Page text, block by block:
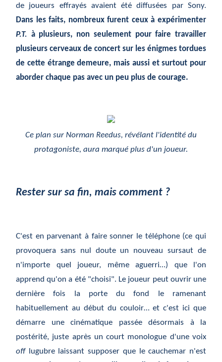
de joueurs effrayés avaient été diffusées par Sony.
Dans les faits, nombreux furent ceux à expérimenter
P.T. à plusieurs, non seulement pour faire travailler
plusieurs cerveaux de concert sur les énigmes tordues
de cette étrange demeure, mais aussi et surtout pour
aborder chaque pas avec un peu plus de courage.
Ce plan sur Norman Reedus, révélant l'identité du
protagoniste, aura marqué plus d'un joueur.
Rester sur sa fin, mais comment ?
C'est en parvenant à faire sonner le téléphone (ce qui
provoquera sans nul doute un nouveau sursaut de
n'importe quel joueur, même aguerri…) que l'on
apprend qu'on a été "choisi". Le joueur peut ouvrir une
dernière fois la porte du fond le ramenant
habituellement au début du couloir… et c'est ici que
démarre une cinématique passée désormais à la
postérité, juste après un court monologue d'une voix
offlugubre laissant supposer que le cauchemar n'est